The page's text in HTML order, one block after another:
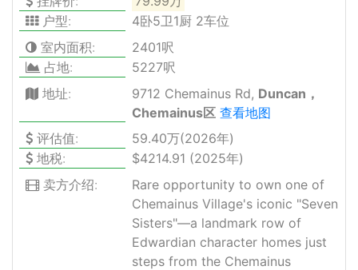
户型:
4卧5卫1厨 2车位
室内面积:
2401呎
占地:
5227呎
地址:
9712 Chemainus Rd, Duncan，
Chemainus区 查看地图
评估值:
59.40万(2026年)
地税:
$4214.91 (2025年)
卖方介绍:
Rare opportunity to own one of
Chemainus Village's iconic "Seven
Sisters"—a landmark row of
Edwardian character homes just
steps from the Chemainus